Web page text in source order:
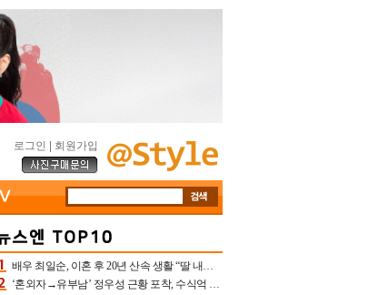
로그인 회원가입
배우 최일순, 이혼 후 20년 산속 생활 “딸 내가 버렸다고 원망‥맘 아파”(특종)[어제TV]
‘혼외자→유부남’ 정우성 근황 포착, 수식억 해킹 피해 후배 만났다 “존경하는”